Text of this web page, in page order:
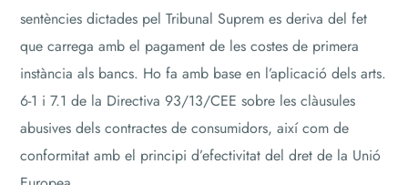
sentències dictades pel Tribunal Suprem es deriva del fet
que carrega amb el pagament de les costes de primera
instància als bancs. Ho fa amb base en l’aplicació dels arts.
6-1 i 7.1 de la Directiva 93/13/CEE sobre les clàusules
abusives dels contractes de consumidors, així com de
conformitat amb el principi d’efectivitat del dret de la Unió